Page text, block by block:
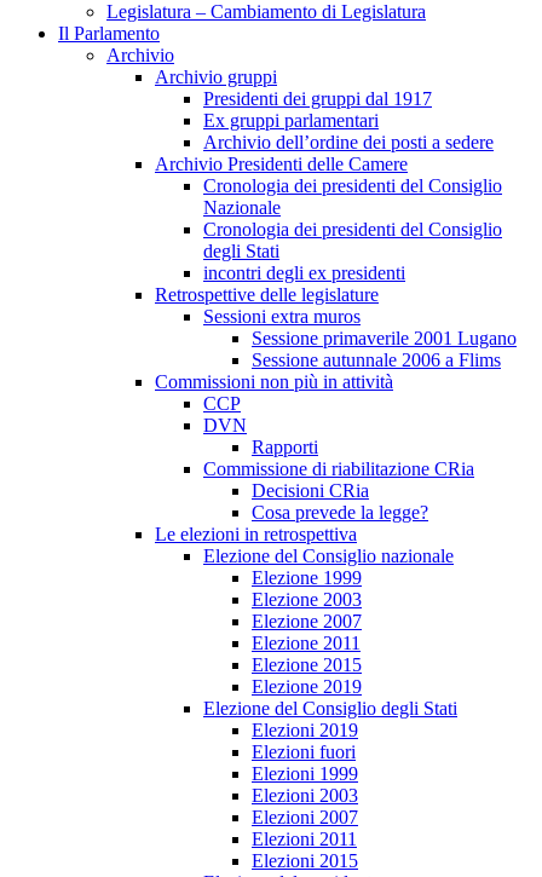
Legislatura – Cambiamento di Legislatura
Il Parlamento
Archivio
Archivio gruppi
Presidenti dei gruppi dal 1917
Ex gruppi parlamentari
Archivio dell’ordine dei posti a sedere
Archivio Presidenti delle Camere
Cronologia dei presidenti del Consiglio
Nazionale
Cronologia dei presidenti del Consiglio
degli Stati
incontri degli ex presidenti
Retrospettive delle legislature
Sessioni extra muros
Sessione primaverile 2001 Lugano
Sessione autunnale 2006 a Flims
Commissioni non più in attività
CCP
DVN
Rapporti
Commissione di riabilitazione CRia
Decisioni CRia
Cosa prevede la legge?
Le elezioni in retrospettiva
Elezione del Consiglio nazionale
Elezione 1999
Elezione 2003
Elezione 2007
Elezione 2011
Elezione 2015
Elezione 2019
Elezione del Consiglio degli Stati
Elezioni 2019
Elezioni fuori
Elezioni 1999
Elezioni 2003
Elezioni 2007
Elezioni 2011
Elezioni 2015